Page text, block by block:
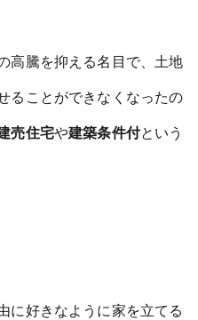
高騰を抑える名目で、土地
ることができなくなったの
売住宅や建築条件付という
に好きなように家を立てる